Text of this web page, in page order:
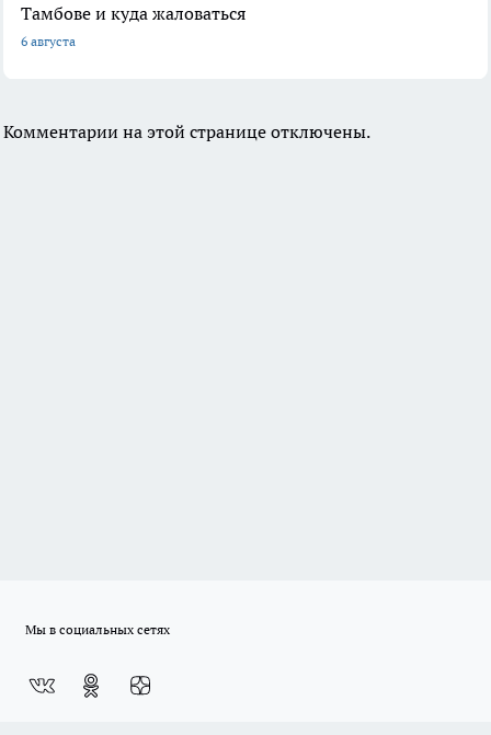
Тамбове и куда жаловаться
6 августа
Комментарии на этой странице отключены.
Мы в социальных сетях